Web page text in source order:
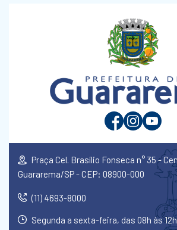
Praça Cel. Brasílio Fonseca n° 35 -
Guararema/SP - CEP: 08900-000
(11) 4693-8000
Segunda a sexta-feira, das 08h às 12h